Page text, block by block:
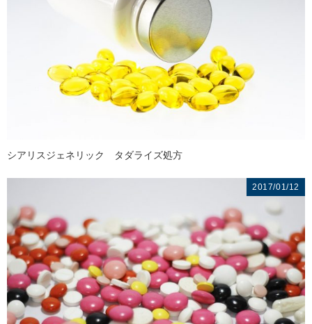
シアリスジェネリック タダライズ処方
2017/01/12